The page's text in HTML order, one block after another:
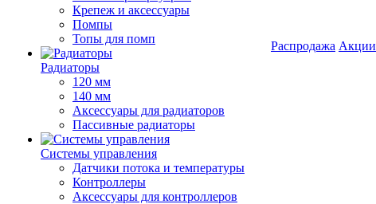
Крепеж и аксессуары
Помпы
Топы для помп
Радиаторы
120 мм
140 мм
Аксессуары для радиаторов
Пассивные радиаторы
Системы управления
Датчики потока и температуры
Контроллеры
Аксессуары для контроллеров
Распродажа Акции